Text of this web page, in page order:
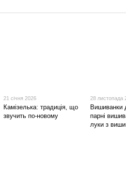
21 січня 2026
Камізелька: традиція, що
звучить по-новому
28 листопада
Вишиванки
парні
луки з